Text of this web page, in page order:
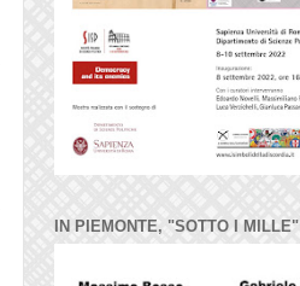
IN PIEMONTE, "SOTTO I MILLE"